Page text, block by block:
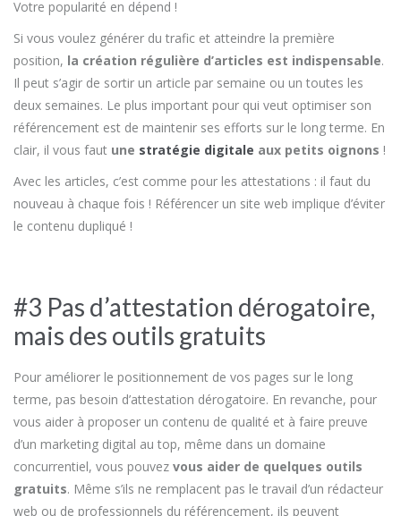
Votre popularité en dépend !
Si vous voulez générer du trafic et atteindre la première
position, la création régulière d’articles est indispensable.
Il peut s’agir de sortir un article par semaine ou un toutes les
deux semaines. Le plus important pour qui veut optimiser son
référencement est de maintenir ses efforts sur le long terme. En
clair, il vous faut une stratégie digitale aux petits oignons !
Avec les articles, c’est comme pour les attestations : il faut du
nouveau à chaque fois ! Référencer un site web implique d’éviter
le contenu dupliqué !
#3 Pas d’attestation dérogatoire,
mais des outils gratuits
Pour améliorer le positionnement de vos pages sur le long
terme, pas besoin d’attestation dérogatoire. En revanche, pour
vous aider à proposer un contenu de qualité et à faire preuve
d’un marketing digital au top, même dans un domaine
concurrentiel, vous pouvez vous aider de quelques outils
gratuits. Même s’ils ne remplacent pas le travail d’un rédacteur
web ou de professionnels du référencement, ils peuvent